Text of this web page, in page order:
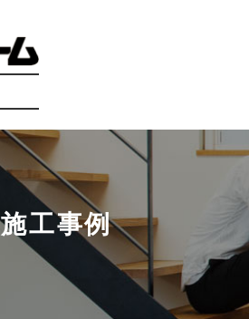
施工事例